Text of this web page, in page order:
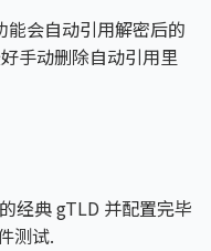
会自动引用解密后的
手动删除自动引用里
经典 gTLD 并配置完毕
测试.